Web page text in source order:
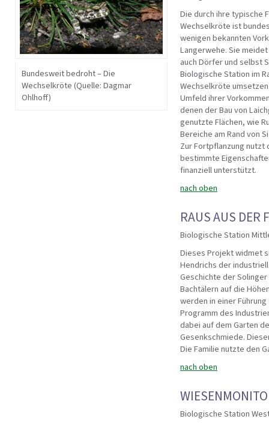
Bundesweit bedroht – Die
Wechselkröte (Quelle: Dagmar
Ohlhoff)
Die durch ihre typische
Wechselkröte ist
wenigen bekannten
Langerwehe. Sie
auch Dörfer und selbst
Biologische Station im
Wechselkröte
Umfeld ihrer
denen der Bau von
genutzte Flächen, wie
Bereiche am Rand von
Zur Fortpflanzung nutzt
bestimmte
finanziell unterstützt.
nach oben
RAUS AUS DER
Biologische Station
Dieses Projekt widmet
Hendrichs der
Geschichte der
Bachtälern auf die
werden in einer
Programm des
dabei auf dem Garten
Gesenkschmiede.
Die Familie nutzte den
nach oben
Biologische Station